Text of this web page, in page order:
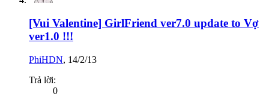
[Vui Valentine] GirlFriend ver7.0 update to Vợ
ver1.0 !!!
PhiHDN, 14/2/13
Trả lời:
0